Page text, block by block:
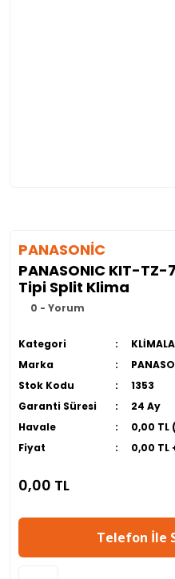
PANASONİC
PANASONIC KIT-
Tipi Split Klima
0 - Yorum
Kategori
Marka
Stok Kodu
1353
Garanti Süresi
24 Ay
Havale
0,00
Fiyat
0,00 TL
0,00 TL
Telefon İle